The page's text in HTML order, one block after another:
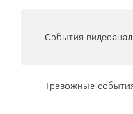
События
Тревожные